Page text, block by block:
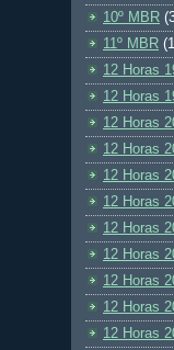
10º MBR
11º MBR
12 Horas
12 Horas
12 Horas
12 Horas
12 Horas
12 Horas
12 Horas
12 Horas
12 Horas
12 Horas
12 Horas